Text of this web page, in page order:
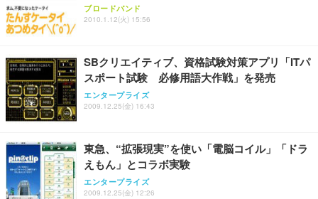
ブロードバンド
2010.1.12(火) 15:56
SBクリエイティブ、資格試験対策アプリ「ITパ
スポート試験 必修用語大作戦」を発売
エンタープライズ
2009.12.25(金) 16:43
東急、“拡張現実”を使い「電脳コイル」「ドラ
えもん」とコラボ実験
エンタープライズ
2009.12.25(金) 12:26